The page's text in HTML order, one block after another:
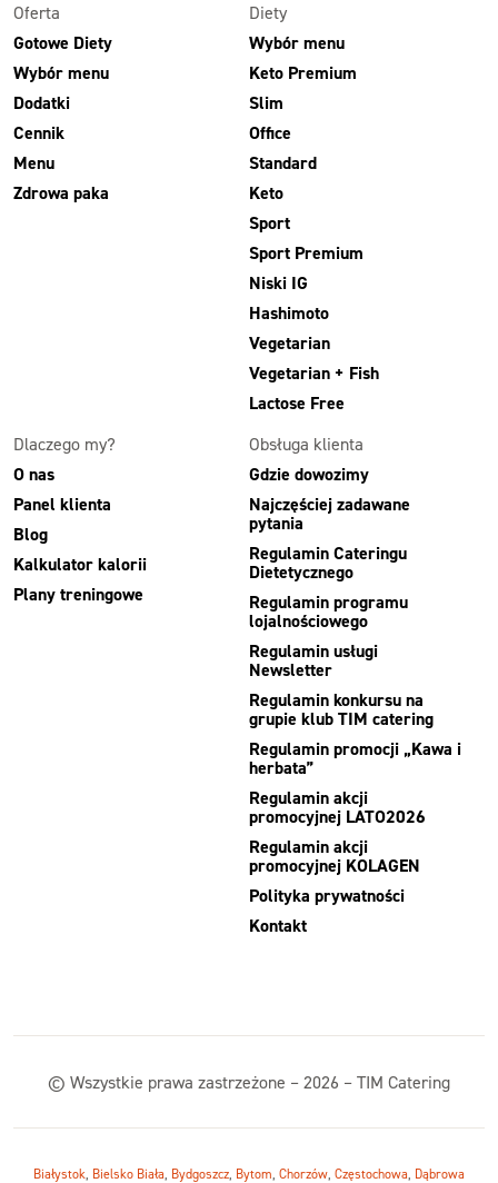
Oferta
Gotowe Diety
Wybór menu
Dodatki
Cennik
Menu
Zdrowa paka
Diety
Wybór menu
Keto Premium
Slim
Office
Standard
Keto
Sport
Sport Premium
Niski IG
Hashimoto
Vegetarian
Vegetarian + Fish
Lactose Free
Dlaczego my?
O nas
Panel klienta
Blog
Kalkulator kalorii
Plany treningowe
Obsługa klienta
Gdzie dowozimy
Najczęściej zadawane
pytania
Regulamin Cateringu
Dietetycznego
Regulamin programu
lojalnościowego
Regulamin usługi
Newsletter
Regulamin konkursu na
grupie klub TIM catering
Regulamin promocji „Kawa i
herbata”
Regulamin akcji
promocyjnej LATO2026
Regulamin akcji
promocyjnej KOLAGEN
Polityka prywatności
Kontakt
© Wszystkie prawa zastrzeżone – 2026 – TIM Catering
Białystok, Bielsko Biała, Bydgoszcz, Bytom, Chorzów, Częstochowa, Dąbrowa